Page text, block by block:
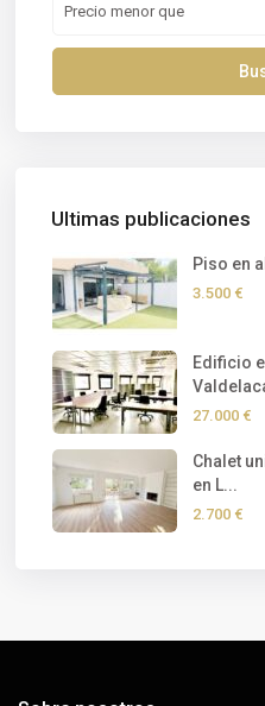
Ultimas publicaciones
Piso en
3.500 €
Edificio
27.000 €
Chalet
en L...
2.700 €